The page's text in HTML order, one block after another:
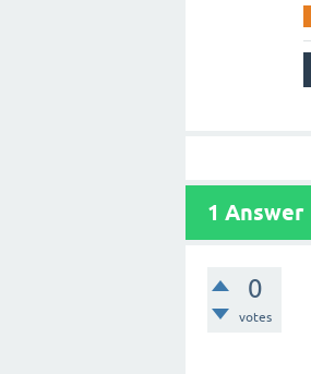
1 Answer
0
votes